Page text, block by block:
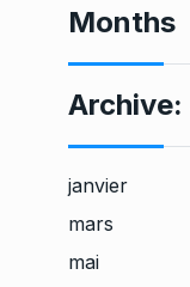
Months
Archive:
janvier
mars
mai